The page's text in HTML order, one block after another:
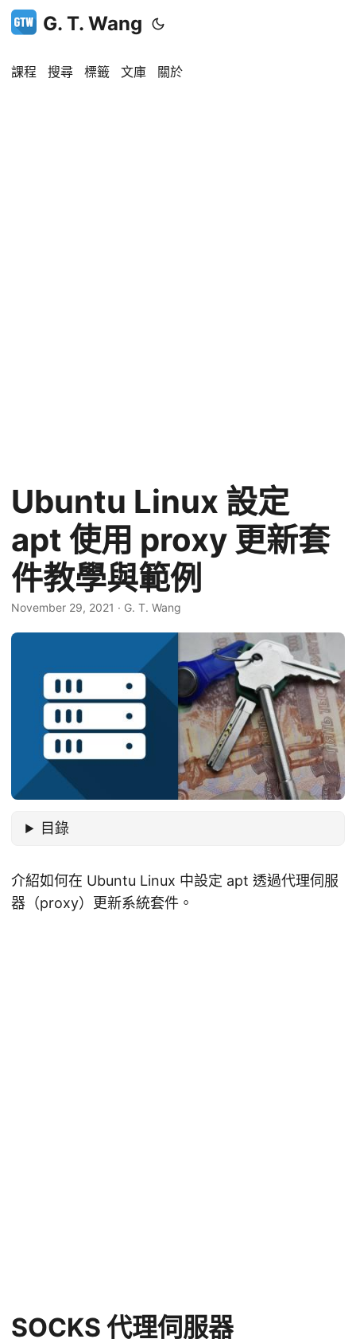
G. T. Wang
課程 搜尋 標籤 文庫 關於
Ubuntu Linux 設定
apt 使用 proxy 更新套
件教學與範例
November 29, 2021 · G. T. Wang
目錄
介紹如何在 Ubuntu Linux 中設定 apt 透過代理伺服
器（proxy）更新系統套件。
SOCKS 代理伺服器